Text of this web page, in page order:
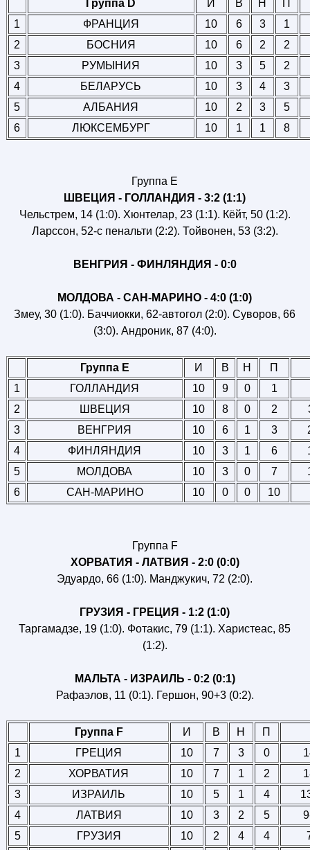
Группа D И В Н
1
ФРАНЦИЯ 10 6 3
1
2
БОСНИЯ 10 6 2
2
3
РУМЫНИЯ 10 3 5
2
4
БЕЛАРУСЬ 10 3 4
3
5
АЛБАНИЯ 10 2 3
5
6
ЛЮКСЕМБУРГ 10 1 1 8
Группа E
ШВЕЦИЯ - ГОЛЛАНДИЯ - 3:2 (1:1)
Чельстрем, 14 (1:0). Хюнтелар, 23 (1:1). Кёйт, 50 (1:2).
Ларссон, 52-с пенальти (2:2). Тойвонен, 53 (3:2).
ВЕНГРИЯ - ФИНЛЯНДИЯ - 0:0
МОЛДОВА - САН-МАРИНО - 4:0 (1:0)
Змеу, 30 (1:0). Баччиокки, 62-автогол (2:0). Суворов, 66
(3:0). Андроник, 87 (4:0).
Группа E И В Н
П
1
ГОЛЛАНДИЯ 10 9 0
1
2
ШВЕЦИЯ 10 8 0 2
3
ВЕНГРИЯ 10 6 1 3
4
ФИНЛЯНДИЯ 10 3 1 6
5
МОЛДОВА 10 3 0 7
6
САН-МАРИНО 10 0 0 10
Группа F
ХОРВАТИЯ - ЛАТВИЯ - 2:0 (0:0)
Эдуардо, 66 (1:0). Манджукич, 72 (2:0).
ГРУЗИЯ - ГРЕЦИЯ - 1:2 (1:0)
Таргамадзе, 19 (1:0). Фотакис, 79 (1:1). Харистеас, 85
(1:2).
МАЛЬТА - ИЗРАИЛЬ - 0:2 (0:1)
Рафаэлов, 11 (0:1). Гершон, 90+3 (0:2).
Группа F И В Н П
1
ГРЕЦИЯ 10 7 3 0
2
ХОРВАТИЯ 10 7 1 2
3
ИЗРАИЛЬ 10 5 1 4
4
ЛАТВИЯ 10 3 2 5
5
ГРУЗИЯ 10 2 4 4